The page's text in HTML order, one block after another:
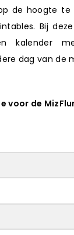
de hoogte te
Bij
kalender
dag van de
voor de